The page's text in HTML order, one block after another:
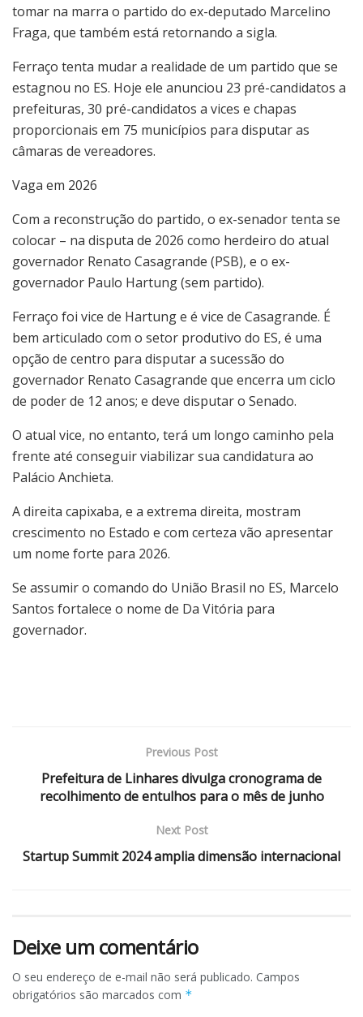
tomar na marra o partido do ex-deputado Marcelino
Fraga, que também está retornando a sigla.
Ferraço tenta mudar a realidade de um partido que se
estagnou no ES. Hoje ele anunciou 23 pré-candidatos a
prefeituras, 30 pré-candidatos a vices e chapas
proporcionais em 75 municípios para disputar as
câmaras de vereadores.
Vaga em 2026
Com a reconstrução do partido, o ex-senador tenta se
colocar – na disputa de 2026 como herdeiro do atual
governador Renato Casagrande (PSB), e o ex-
governador Paulo Hartung (sem partido).
Ferraço foi vice de Hartung e é vice de Casagrande. É
bem articulado com o setor produtivo do ES, é uma
opção de centro para disputar a sucessão do
governador Renato Casagrande que encerra um ciclo
de poder de 12 anos; e deve disputar o Senado.
O atual vice, no entanto, terá um longo caminho pela
frente até conseguir viabilizar sua candidatura ao
Palácio Anchieta.
A direita capixaba, e a extrema direita, mostram
crescimento no Estado e com certeza vão apresentar
um nome forte para 2026.
Se assumir o comando do União Brasil no ES, Marcelo
Santos fortalece o nome de Da Vitória para
governador.
Previous Post
Prefeitura de Linhares divulga cronograma de
recolhimento de entulhos para o mês de junho
Next Post
Startup Summit 2024 amplia dimensão internacional
Deixe um comentário
O seu endereço de e-mail não será publicado. Campos
obrigatórios são marcados com *